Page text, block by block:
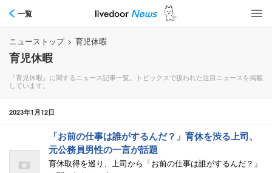
一覧
ニューストップ > 育児休暇
育児休暇
『育児休暇』に関するニュース記事一覧。トピックスで扱われた注目ニュースを掲載
しています。
2023年1月12日
「お前の仕事は誰がするんだ？」育休を渋る上司、
元公務員男性の一言が話題
育休取得を巡り、上司から「お前の仕事は誰がするんだ？」